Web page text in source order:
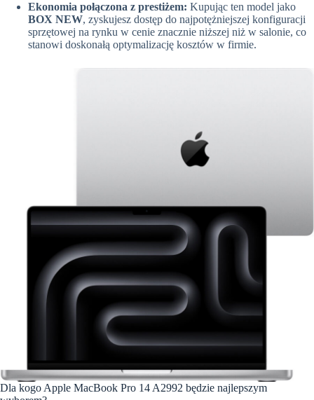
Ekonomia połączona z prestiżem: Kupując ten model jako
BOX NEW, zyskujesz dostęp do najpotężniejszej konfiguracji
sprzętowej na rynku w cenie znacznie niższej niż w salonie, co
stanowi doskonałą optymalizację kosztów w firmie.
Dla kogo Apple MacBook Pro 14 A2992 będzie najlepszym